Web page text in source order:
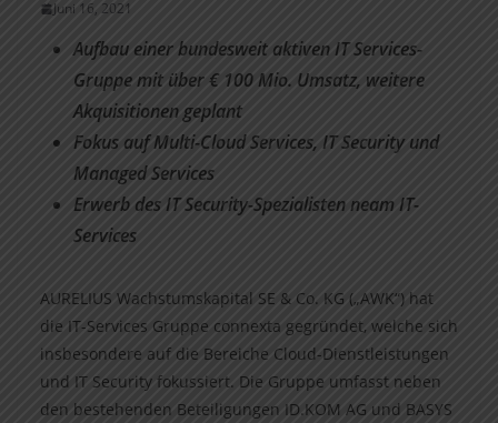
Juni 16, 2021
Aufbau einer bundesweit aktiven IT Services-
Gruppe mit über € 100 Mio. Umsatz, weitere
Akquisitionen geplant
Fokus auf Multi-Cloud Services, IT Security und
Managed Services
Erwerb des IT Security-Spezialisten neam IT-
Services
AURELIUS Wachstumskapital SE & Co. KG („AWK“) hat
die IT-Services Gruppe connexta gegründet, welche sich
insbesondere auf die Bereiche Cloud-Dienstleistungen
und IT Security fokussiert. Die Gruppe umfasst neben
den bestehenden Beteiligungen ID.KOM AG und BASYS